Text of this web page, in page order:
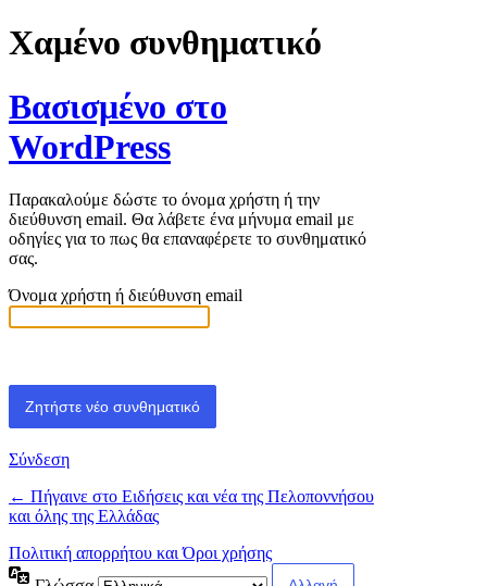
Χαμένο συνθηματικό
Βασισμένο στο
WordPress
Παρακαλούμε δώστε το όνομα χρήστη ή την
διεύθυνση email. Θα λάβετε ένα μήνυμα email με
οδηγίες για το πως θα επαναφέρετε το συνθηματικό
σας.
Όνομα χρήστη ή διεύθυνση email
Σύνδεση
← Πήγαινε στο Ειδήσεις και νέα της Πελοποννήσου
και όλης της Ελλάδας
Πολιτική απορρήτου και Όροι χρήσης